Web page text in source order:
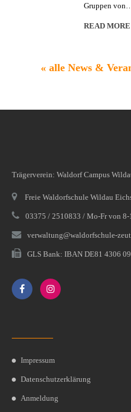
Gruppen
READ MORE
« alle News &
Trägerverein: Waldorf Campus
Freie Waldorfschule Wildau
03375 / 2510833 / Mo-Fr von 8-
verwaltung@waldorfschule-
GLS Bank: IBAN DE81 4306
Impressum
Datenschutzerklärung
Anmeldung